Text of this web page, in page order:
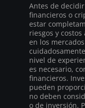
Antes de
financieros o
estar
riesgos y
en los
nivel de
es necesario,
financieros.
pueden
no deben
o de inversión.